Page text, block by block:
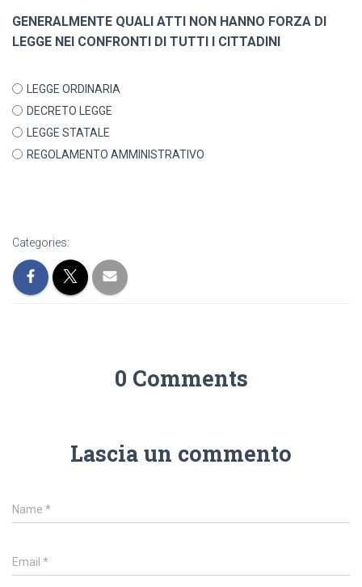
GENERALMENTE QUALI ATTI NON HANNO FORZA DI
LEGGE NEI CONFRONTI DI TUTTI I CITTADINI
LEGGE ORDINARIA
DECRETO LEGGE
LEGGE STATALE
REGOLAMENTO AMMINISTRATIVO
Categories:
0 Comments
Lascia un commento
Name *
Email *